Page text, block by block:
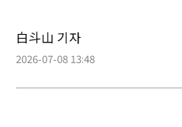
白斗山 기자
2026-07-08 13:48